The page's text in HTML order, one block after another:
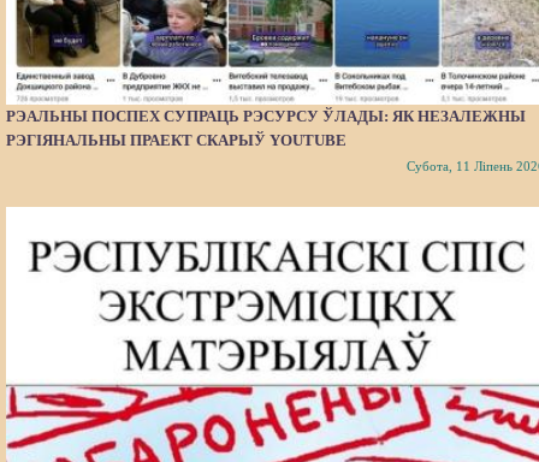
РЭАЛЬНЫ ПОСПЕХ СУПРАЦЬ РЭСУРСУ ЎЛАДЫ: ЯК НЕЗАЛЕЖНЫ
РЭГІЯНАЛЬНЫ ПРАЕКТ СКАРЫЎ YOUTUBE
Субота, 11 Ліпень